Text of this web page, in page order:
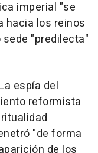
imperial "se
hacia los reinos
"predilecta"
espía del
reformista
"de forma
de los